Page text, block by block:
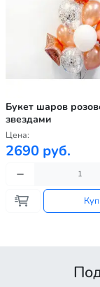
Букет шаров
звездами
Цена:
2690 руб.